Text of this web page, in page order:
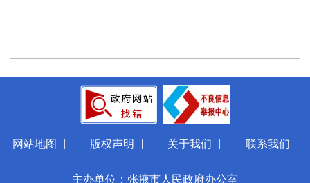
网站地图 | 版权声明 | 关于我们 | 联系我们
主办单位：张掖市人民政府办公室